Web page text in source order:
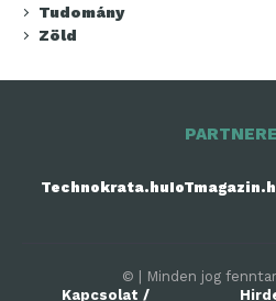
Tudomány
Zöld
Technokrata.hu
© | Minden jog
Kapcsolat /